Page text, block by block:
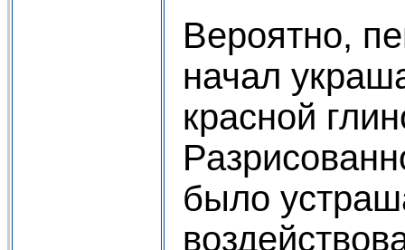
Вероятно,
начал
красной
было